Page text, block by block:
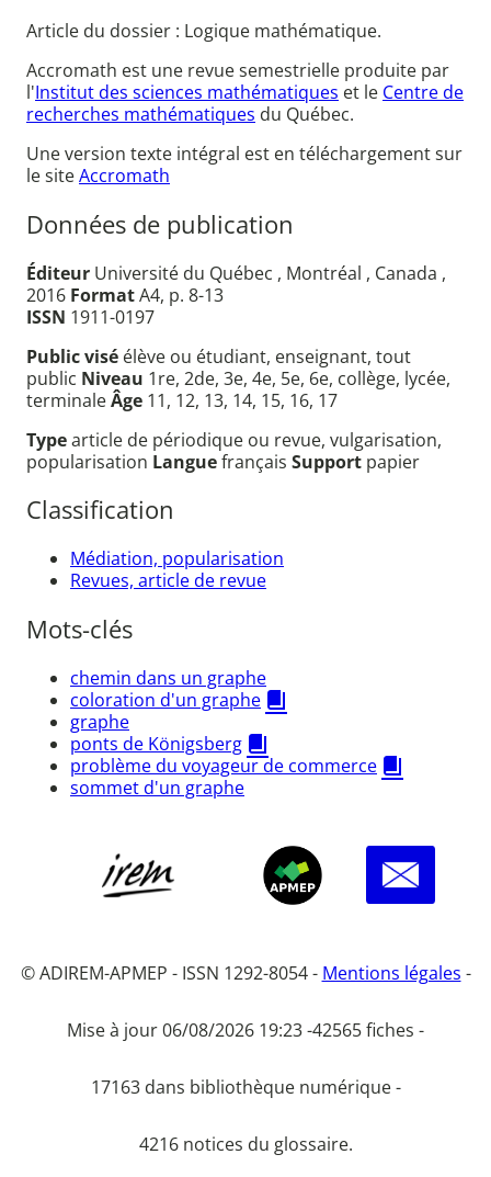
Article du dossier : Logique mathématique.
Accromath est une revue semestrielle produite par
l'Institut des sciences mathématiques et le Centre de
recherches mathématiques du Québec.
Une version texte intégral est en téléchargement sur
le siteAccromath
Données de publication
Éditeur Université du Québec , Montréal , Canada ,
2016 FormatA4, p. 8-13
ISSN 1911-0197
Public visé élève ou étudiant, enseignant, tout
public Niveau 1re, 2de, 3e, 4e, 5e, 6e, collège, lycée,
terminaleÂge 11, 12, 13, 14, 15, 16, 17
Typearticle de périodique ou revue, vulgarisation,
popularisation Languefrançais Support papier
Classification
Médiation, popularisation
Revues, article de revue
Mots-clés
chemin dans un graphe
coloration d'un graphe
graphe
ponts de Königsberg
problème du voyageur de commerce
sommet d'un graphe
© ADIREM-APMEP - ISSN 1292-8054 - Mentions légales -
Mise à jour 06/08/2026 19:23 -42565 fiches -
17163 dans bibliothèque numérique -
4216 notices du glossaire.